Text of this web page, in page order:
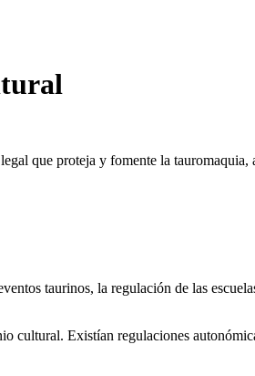
que proteja y fomente la tauromaquia,
taurinos, la regulación de las
cultural. Existían regulaciones